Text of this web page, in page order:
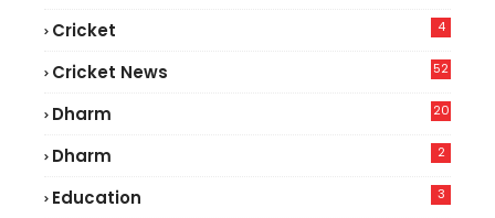
Cricket 4
Cricket News
52
Dharm 20
Dharm 2
Education 3